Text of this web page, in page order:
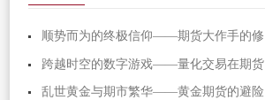
顺势而为的终极信仰——期货大作手的修
跨越时空的数字游戏——量化交易在期货
乱世黄金与期市繁华——黄金期货的避险